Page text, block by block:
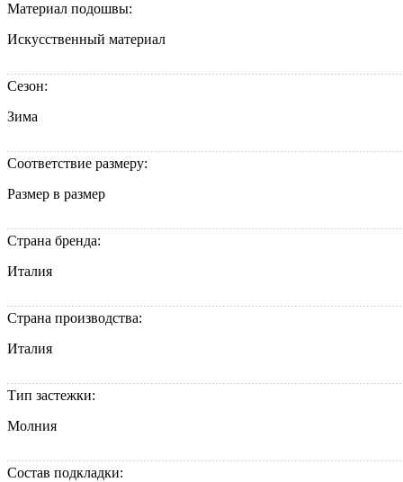
Материал подошвы:
Искусственный материал
Сезон:
Зима
Соответствие размеру:
Размер в размер
Страна бренда:
Италия
Страна производства:
Италия
Тип застежки:
Молния
Состав подкладки: